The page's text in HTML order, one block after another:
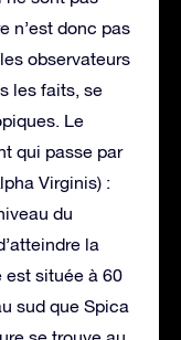
n’est donc pas
observateurs
les faits, se
Le
qui passe par
Virginis) :
du
la
est située à 60
sud que Spica